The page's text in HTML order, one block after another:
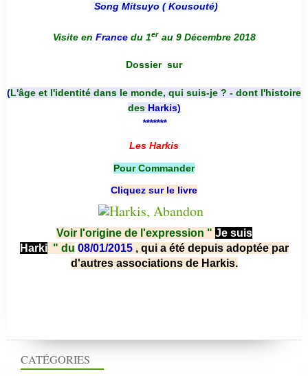
CATÉGORIES
Song Mitsuyo ( Kousouté)
Visite en France du 1er au 9 Décembre 2018
Dossier sur
(L'âge et l'identité dans le monde, qui suis-je ? - dont l'histoire
des Harkis)
*******
Les Harkis
Pour Commander
Cliquez sur le livre
Voir l'origine de l'expression " Je suis
Harki " du 08/01/2015 , qui a été depuis adoptée par
d'autres associations de Harkis.